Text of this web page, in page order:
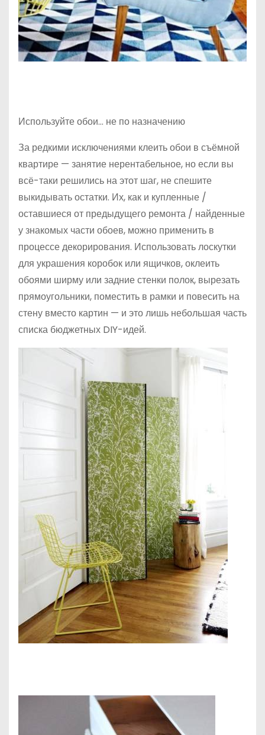
Используйте обои… не по назначению
За редкими исключениями клеить обои в съёмной
квартире — занятие нерентабельное, но если вы
всё-таки решились на этот шаг, не спешите
выкидывать остатки. Их, как и купленные /
оставшиеся от предыдущего ремонта / найденные
у знакомых части обоев, можно применить в
процессе декорирования. Использовать лоскутки
для украшения коробок или ящичков, оклеить
обоями ширму или задние стенки полок, вырезать
прямоугольники, поместить в рамки и повесить на
стену вместо картин — и это лишь небольшая часть
списка бюджетных DIY-идей.